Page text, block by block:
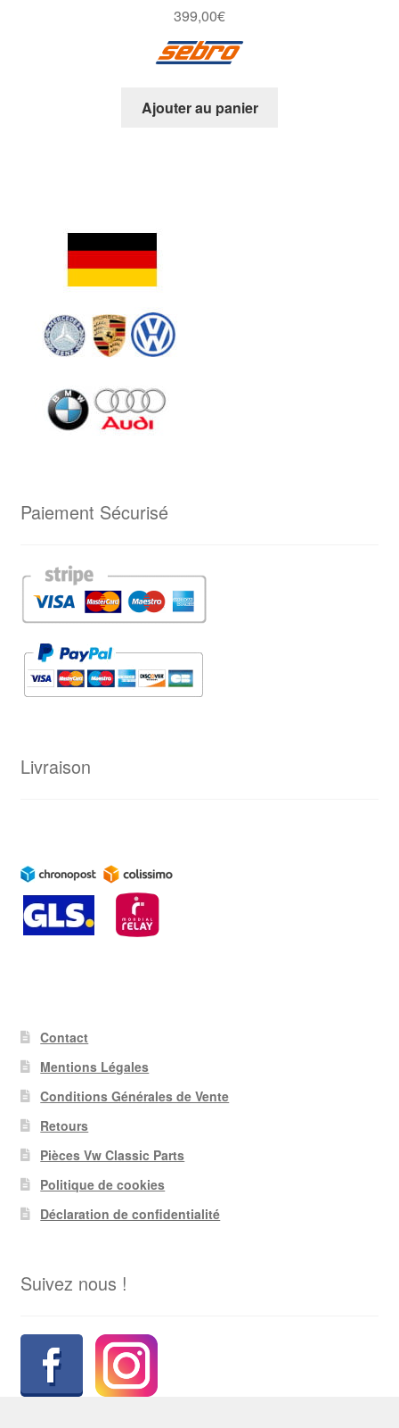
399,00€
Ajouter au panier
Paiement Sécurisé
Livraison
Contact
Mentions Légales
Conditions Générales de Vente
Retours
Pièces Vw Classic Parts
Politique de cookies
Déclaration de confidentialité
Suivez nous !